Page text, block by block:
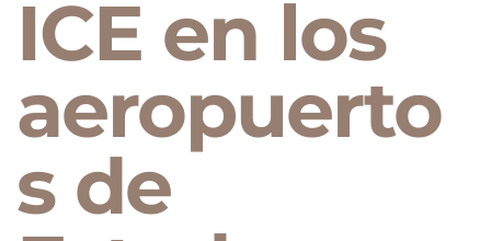
ICE en los
aeropuerto
s de